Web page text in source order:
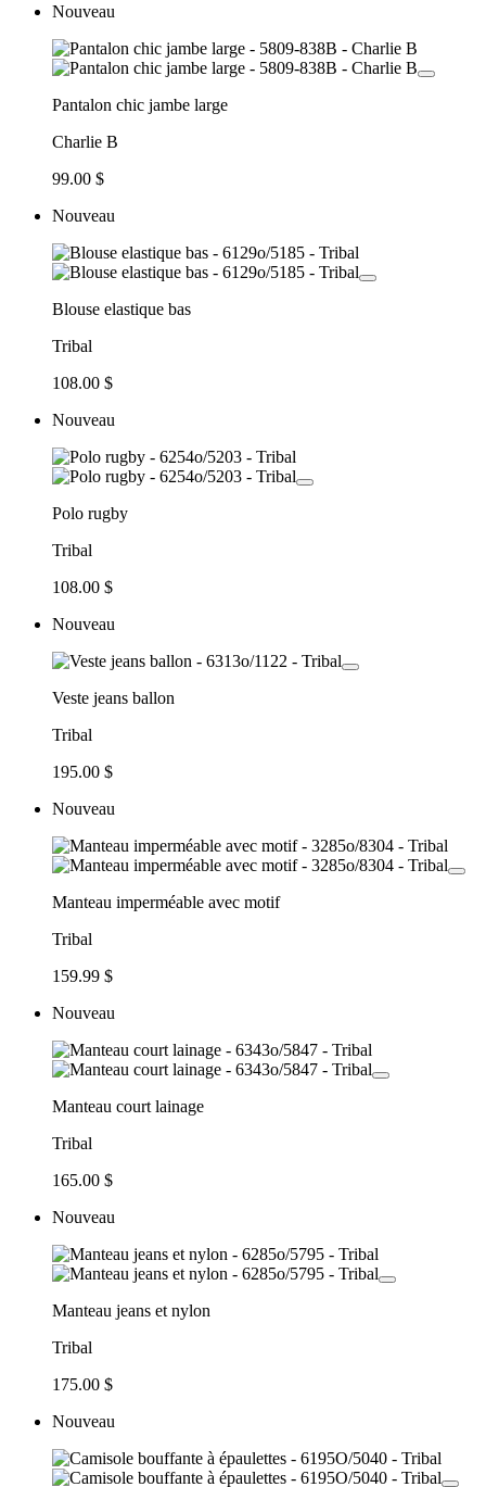
Nouveau
Pantalon chic jambe large
Charlie B
99.00 $
Nouveau
Blouse elastique bas
Tribal
108.00 $
Nouveau
Polo rugby
Tribal
108.00 $
Nouveau
Veste jeans ballon
Tribal
195.00 $
Nouveau
Manteau imperméable avec motif
Tribal
159.99 $
Nouveau
Manteau court lainage
Tribal
165.00 $
Nouveau
Manteau jeans et nylon
Tribal
175.00 $
Nouveau